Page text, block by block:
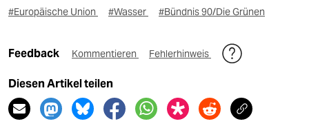
#Europäische Union
#Wasser #Bündnis 90/Die Grünen
Feedback Kommentieren Fehlerhinweis
Diesen Artikel teilen